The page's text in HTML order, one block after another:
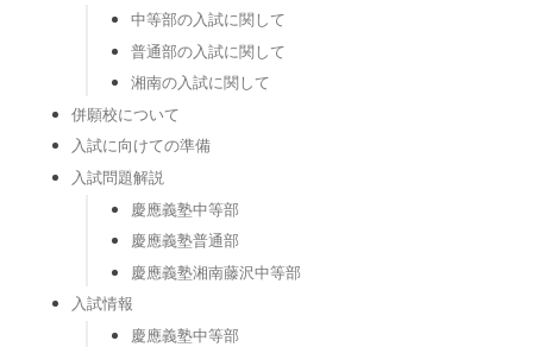
中等部の入試に関して
普通部の入試に関して
湘南の入試に関して
併願校について
入試に向けての準備
入試問題解説
慶應義塾中等部
慶應義塾普通部
慶應義塾湘南藤沢中等部
入試情報
慶應義塾中等部